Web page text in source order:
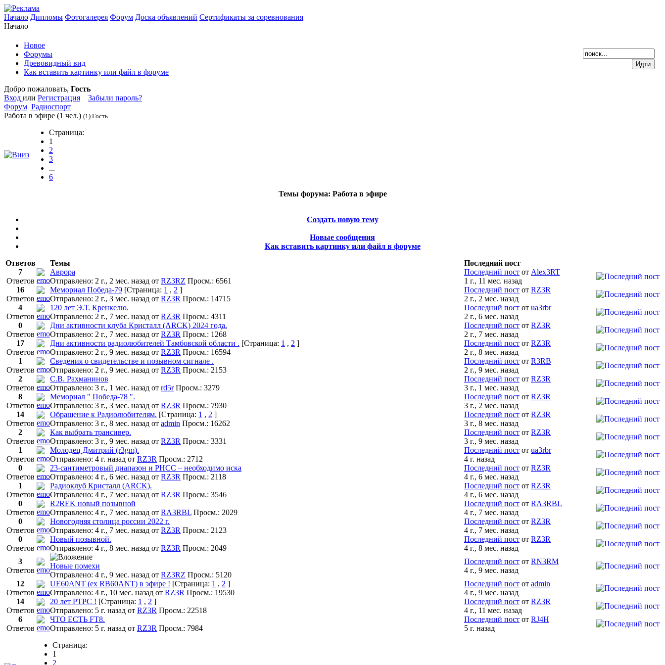
Начало Дипломы Фотогалерея Форум Доска объявлений Сертификаты за соревнования
Начало
Новое
Форумы
Древовидный вид
Как вставить картинку или файл в форуме
Добро пожаловать, Гость
Вход или Регистрация
Забыли пароль?
Форум Радиоспорт
Работа в эфире (1 чел.) (1) Гость
Страница:
1
2
3
...
6
Темы форума: Работа в эфире
Создать новую тему
Новые сообщения
Как вставить картинку или файл в форуме
Ответов
Темы
Последний пост
7
Ответов
Аврора
Отправлено: 2 г., 2 мес. назад от RZ3RZ Просм.: 6561
Последний пост от Alex3RT
1 г., 11 мес. назад
16
Ответов
Мемориал Победа-79 [Страница: 1 , 2 ]
Отправлено: 2 г., 3 мес. назад от RZ3R Просм.: 14715
Последний пост от RZ3R
2 г., 2 мес. назад
4
Ответов
120 лет Э.Т. Кренкелю.
Отправлено: 2 г., 7 мес. назад от RZ3R Просм.: 4311
Последний пост от ua3rbr
2 г., 6 мес. назад
0
Ответов
Дни активности клуба Кристалл (ARCK) 2024 года.
Отправлено: 2 г., 7 мес. назад от RZ3R Просм.: 1268
Последний пост от RZ3R
2 г., 7 мес. назад
17
Ответов
Дни активности радиолюбителей Тамбовской области . [Страница: 1 , 2 ]
Отправлено: 2 г., 9 мес. назад от RZ3R Просм.: 16594
Последний пост от RZ3R
2 г., 8 мес. назад
1
Ответов
Сведения о свидетельстве и позывном сигнале .
Отправлено: 2 г., 9 мес. назад от RZ3R Просм.: 2153
Последний пост от R3RB
2 г., 9 мес. назад
2
Ответов
С.В. Раxманинов
Отправлено: 3 г., 1 мес. назад от rd5r Просм.: 3279
Последний пост от RZ3R
3 г., 1 мес. назад
8
Ответов
Мемориал " Победа-78 ".
Отправлено: 3 г., 3 мес. назад от RZ3R Просм.: 7930
Последний пост от RZ3R
3 г., 2 мес. назад
14
Ответов
Обращение к Радиолюбителям. [Страница: 1 , 2 ]
Отправлено: 3 г., 8 мес. назад от admin Просм.: 16262
Последний пост от RZ3R
3 г., 8 мес. назад
2
Ответов
Как выбрать трансивер.
Отправлено: 3 г., 9 мес. назад от RZ3R Просм.: 3331
Последний пост от RZ3R
3 г., 9 мес. назад
1
Ответов
Молодец Дмитрий (r3gm).
Отправлено: 4 г. назад от RZ3R Просм.: 2712
Последний пост от ua3rbr
4 г. назад
0
Ответов
23-сантиметровый диапазон и РНСС – необходимо иска
Отправлено: 4 г., 6 мес. назад от RZ3R Просм.: 2118
Последний пост от RZ3R
4 г., 6 мес. назад
1
Ответов
Радиоклуб Кристалл (ARCK).
Отправлено: 4 г., 7 мес. назад от RZ3R Просм.: 3546
Последний пост от RZ3R
4 г., 6 мес. назад
0
Ответов
R2REK новый позывной
Отправлено: 4 г., 7 мес. назад от RA3RBL Просм.: 2029
Последний пост от RA3RBL
4 г., 7 мес. назад
0
Ответов
Новогодняя столица россии 2022 г.
Отправлено: 4 г., 7 мес. назад от RZ3R Просм.: 2123
Последний пост от RZ3R
4 г., 7 мес. назад
0
Ответов
Новый позывной.
Отправлено: 4 г., 8 мес. назад от RZ3R Просм.: 2049
Последний пост от RZ3R
4 г., 8 мес. назад
3
Ответов
Новые помехи
Отправлено: 4 г., 9 мес. назад от RZ3RZ Просм.: 5120
Последний пост от RN3RM
4 г., 9 мес. назад
12
Ответов
UE60ANT (ex RB60ANT) в эфире ! [Страница: 1 , 2 ]
Отправлено: 4 г., 10 мес. назад от RZ3R Просм.: 19530
Последний пост от admin
4 г., 9 мес. назад
14
Ответов
20 лет РТРС ! [Страница: 1 , 2 ]
Отправлено: 5 г. назад от RZ3R Просм.: 22518
Последний пост от RZ3R
4 г., 11 мес. назад
6
Ответов
ЧТО ЕСТЬ FT8.
Отправлено: 5 г. назад от RZ3R Просм.: 7984
Последний пост от RJ4H
5 г. назад
Страница:
1
2